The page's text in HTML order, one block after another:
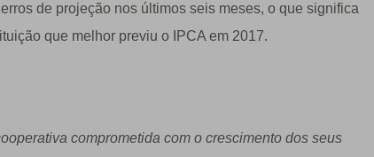
de projeção nos últimos seis meses, o que significa
que melhor previu o IPCA em 2017.
comprometida com o crescimento dos seus